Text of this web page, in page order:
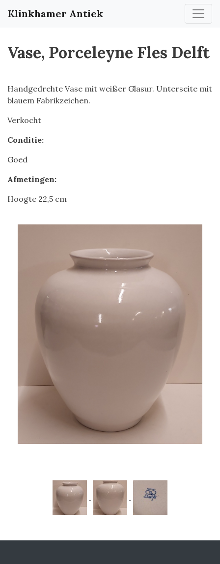
Klinkhamer Antiek
Vase, Porceleyne Fles Delft
Handgedrehte Vase mit weißer Glasur. Unterseite mit
blauem Fabrikzeichen.
Verkocht
Conditie:
Goed
Afmetingen:
Hoogte 22,5 cm